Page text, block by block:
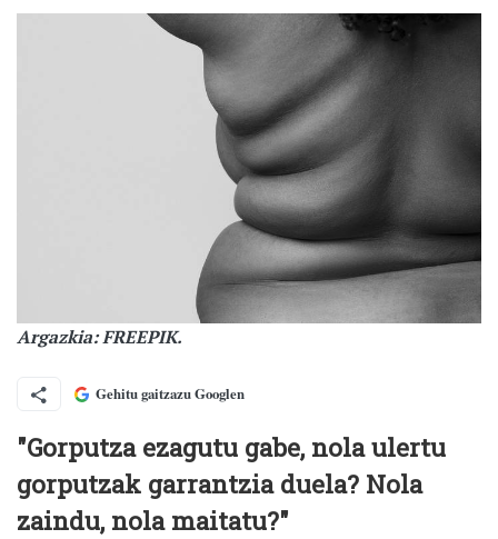
Argazkia: FREEPIK.
Gehitu gaitzazu Googlen
"Gorputza ezagutu gabe, nola ulertu
gorputzak garrantzia duela? Nola
zaindu, nola maitatu?"